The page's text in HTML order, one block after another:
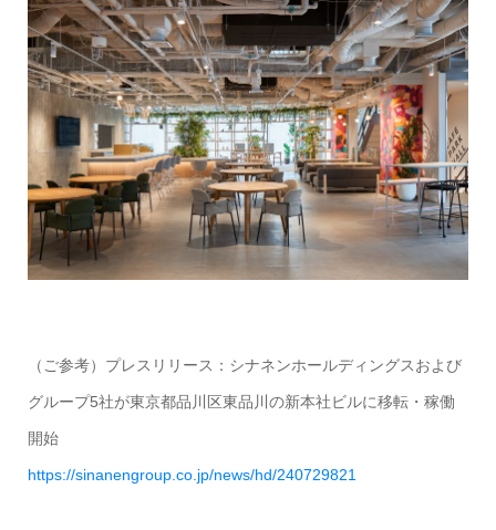
（ご参考）プレスリリース：シナネンホールディングスおよび
グループ5社が東京都品川区東品川の新本社ビルに移転・稼働
開始
https://sinanengroup.co.jp/news/hd/240729821